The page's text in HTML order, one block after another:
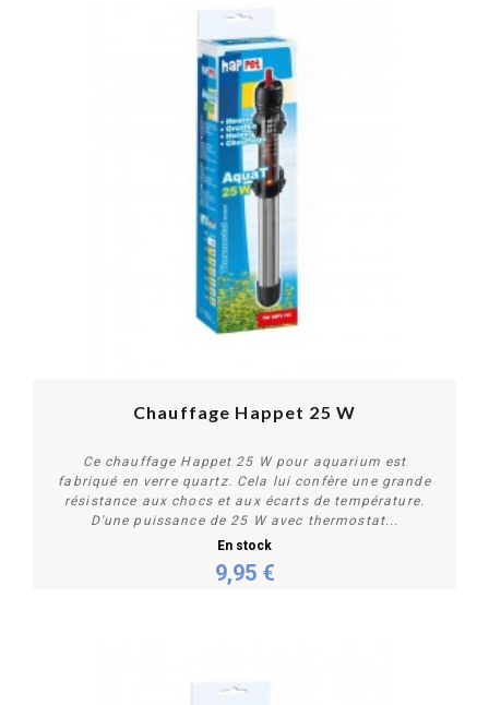
Acheter
Chauffage Happet 25 W
Ce chauffage Happet 25 W pour aquarium est
fabriqué en verre quartz. Cela lui confère une grande
résistance aux chocs et aux écarts de température.
D'une puissance de 25 W avec thermostat...
En stock
9,95 €